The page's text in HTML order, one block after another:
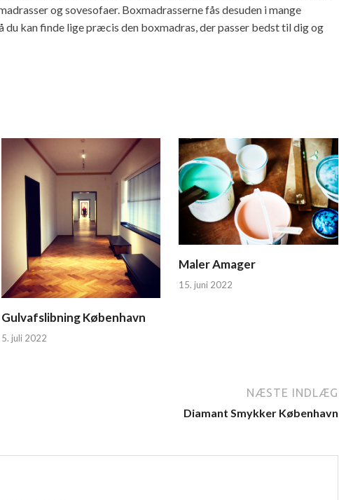
og sovesofaer. Boxmadrasserne fås desuden i mange
du kan finde lige præcis den boxmadras, der passer bedst til dig og
Gulvafslibning København
5. juli 2022
Maler Amager
15. juni 2022
NÆSTE INDLÆG
Diamant Smykker København